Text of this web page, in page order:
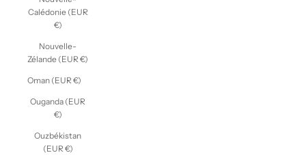
Calédonie (EUR
€)
Nouvelle-
Zélande (EUR €)
Oman (EUR €)
Ouganda (EUR
€)
Ouzbékistan
(EUR €)